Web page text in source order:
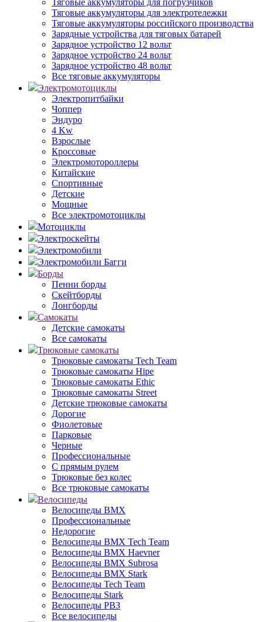
Тяговые аккумуляторы для погрузчиков
Тяговые аккумуляторы для электротележки
Тяговые аккумуляторы российского производства
Зарядные устройства для тяговых батарей
Зарядное устройство 12 вольт
Зарядное устройство 24 вольт
Зарядное устройство 48 вольт
Все тяговые аккумуляторы
Электромотоциклы
Электропитбайки
Чоппер
Эндуро
4 Kw
Взрослые
Кроссовые
Электромотороллеры
Китайские
Спортивные
Детские
Мощные
Все электромотоциклы
Мотоциклы
Электроскейты
Электромобили
Электромобили Багги
Борды
Пенни борды
Скейтборды
Лонгборды
Самокаты
Детские самокаты
Все самокаты
Трюковые самокаты
Трюковые самокаты Tech Team
Трюковые самокаты Hipe
Трюковые самокаты Ethic
Трюковые самокаты Street
Детские трюковые самокаты
Дорогие
Фиолетовые
Парковые
Черные
Профессиональные
С прямым рулем
Трюковые без колес
Все трюковые самокаты
Велосипеды
Велосипеды BMX
Профессиональные
Недорогие
Велосипеды BMX Tech Team
Велосипеды BMX Haevner
Велосипеды BMX Subrosa
Велосипеды BMX Stark
Велосипеды Tech Team
Велосипеды Stark
Велосипеды РВЗ
Все велосипеды